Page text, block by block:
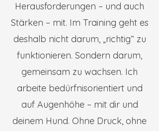
Herausforderungen – und auch
Stärken – mit. Im Training geht es
deshalb nicht darum, „richtig“ zu
funktionieren. Sondern darum,
gemeinsam zu wachsen. Ich
arbeite bedürfnisorientiert und
auf Augenhöhe – mit dir und
deinem Hund. Ohne Druck, ohne